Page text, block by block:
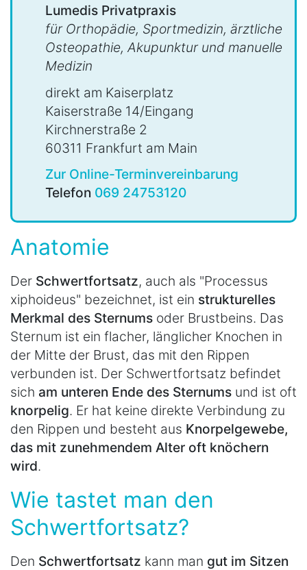
Lumedis Privatpraxis
für Orthopädie, Sportmedizin, ärztliche
Osteopathie, Akupunktur und manuelle
Medizin
direkt am Kaiserplatz
Kaiserstraße 14/Eingang
Kirchnerstraße 2
60311 Frankfurt am Main
Zur Online-Terminvereinbarung
Telefon 069 24753120
Anatomie
Der Schwertfortsatz, auch als "Processus
xiphoideus" bezeichnet, ist ein strukturelles
Merkmal des Sternums oder Brustbeins. Das
Sternum ist ein flacher, länglicher Knochen in
der Mitte der Brust, das mit den Rippen
verbunden ist. Der Schwertfortsatz befindet
sich am unteren Ende des Sternums und ist oft
knorpelig. Er hat keine direkte Verbindung zu
den Rippen und besteht aus Knorpelgewebe,
das mit zunehmendem Alter oft knöchern
wird.
Wie tastet man den
Schwertfortsatz?
Den Schwertfortsatz kann man gut im Sitzen